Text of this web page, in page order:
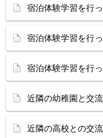
宿泊体験学習を行
宿泊体験学習を行
宿泊体験学習を行
近隣の幼稚園と交
近隣の高校との交